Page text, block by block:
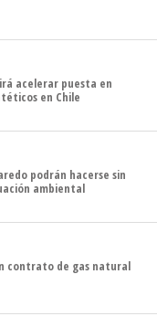
acelerar puesta en
en Chile
podrán hacerse sin
ambiental
contrato de gas natural